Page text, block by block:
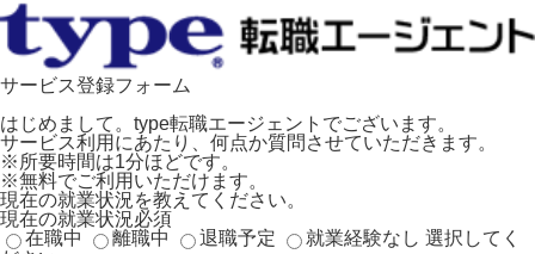
サービス登録フォーム
はじめまして。type転職エージェントでございます。
サービス利用にあたり、何点か質問させていただきます。
※所要時間は1分ほどです。
※無料でご利用いただけます。
現在の就業状況を教えてください。
現在の就業状況必須
在職中
離職中 退職予定 就業経験なし 選択してく